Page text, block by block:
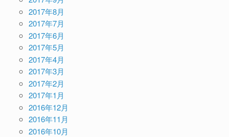
2017年8月
2017年7月
2017年6月
2017年5月
2017年4月
2017年3月
2017年2月
2017年1月
2016年12月
2016年11月
2016年10月